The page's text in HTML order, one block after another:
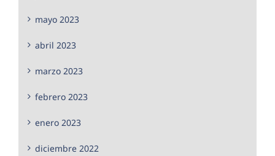
mayo 2023
abril 2023
marzo 2023
febrero 2023
enero 2023
diciembre 2022